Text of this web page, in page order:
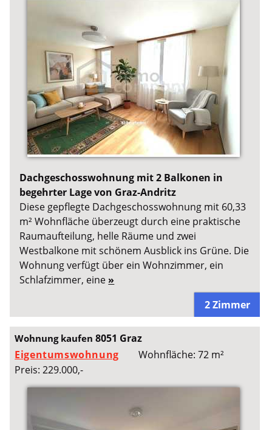
Dachgeschosswohnung mit 2 Balkonen in
begehrter Lage von Graz-Andritz
Diese gepflegte Dachgeschosswohnung mit 60,33
m² Wohnfläche überzeugt durch eine praktische
Raumaufteilung, helle Räume und zwei
Westbalkone mit schönem Ausblick ins Grüne. Die
Wohnung verfügt über ein Wohnzimmer, ein
Schlafzimmer, eine »
2 Zimmer
Wohnung kaufen8051 Graz
Eigentumswohnung
Wohnfläche: 72 m²
Preis: 229.000,-